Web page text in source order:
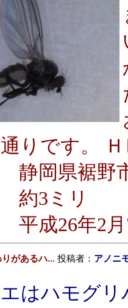
りです。
静岡県裾野
3ミリ
成26年2月
があるハ... 投稿者： アノニ
はハモグリ